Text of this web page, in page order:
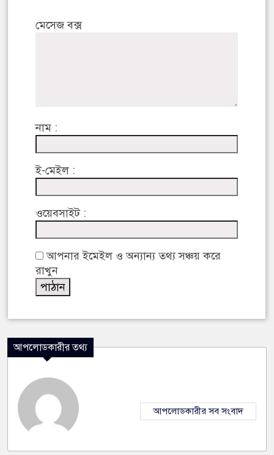
মেসেজ বক্স
নাম :
ই-মেইল :
ওয়েবসাইট :
আপনার ইমেইল ও অন্যান্য তথ্য সঞ্চয় করে
রাখুন
আপলোডকারীর তথ্য
আপলোডকারীর সব সংবাদ